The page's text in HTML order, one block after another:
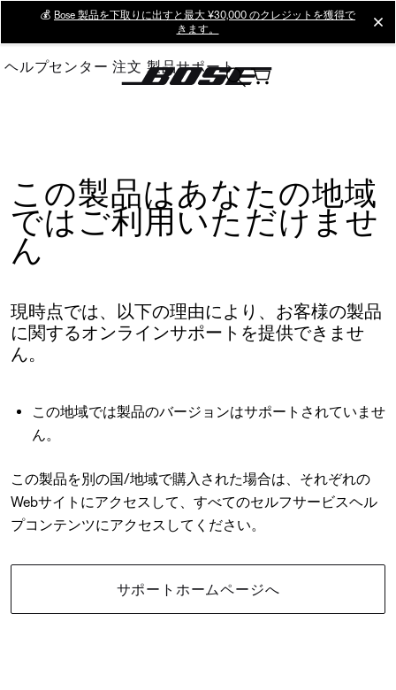
Main
💰 Bose 製品を下取りに出すと最大 ¥30,000 のクレジットを獲得で
きます。
ヘルプセンター 注文 製品サポート
この製品はあなたの地域
ではご利用いただけませ
ん
現時点では、以下の理由により、お客様の製品
に関するオンラインサポートを提供できませ
ん。
この地域では製品のバージョンはサポートされていませ
ん。
この製品を別の国/地域で購入された場合は、それぞれの
Webサイトにアクセスして、すべてのセルフサービスヘル
プコンテンツにアクセスしてください。
サポートホームページへ